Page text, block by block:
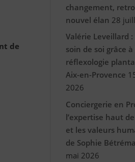
de
changement,
nouvel élan 28
Valérie Leveillard
soin de soi grâce à
réflexologie
Aix-en-Provence
2026
Conciergerie en
l’expertise haut
et les valeurs
de Sophie
mai 2026